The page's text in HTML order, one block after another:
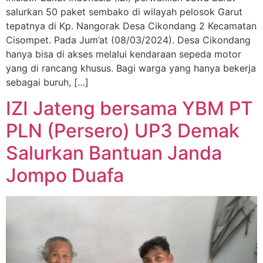
salurkan 50 paket sembako di wilayah pelosok Garut
tepatnya di Kp. Nangorak Desa Cikondang 2 Kecamatan
Cisompet. Pada Jum’at (08/03/2024). Desa Cikondang
hanya bisa di akses melalui kendaraan sepeda motor
yang di rancang khusus. Bagi warga yang hanya bekerja
sebagai buruh, […]
IZI Jateng bersama YBM PT
PLN (Persero) UP3 Demak
Salurkan Bantuan Janda
Jompo Duafa